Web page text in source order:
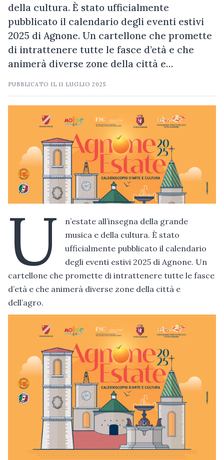
della cultura. È stato ufficialmente
pubblicato il calendario degli eventi estivi
2025 di Agnone. Un cartellone che promette
di intrattenere tutte le fasce d’età e che
animerà diverse zone della città e…
PUBBLICATO IL11 LUGLIO 2025
U
n’estate all’insegna della grande
musica e della cultura. È stato
ufficialmente pubblicato il calendario
degli eventi estivi 2025 di Agnone. Un
cartellone che promette di intrattenere tutte le fasce
d’età e che animerà diverse zone della città e
dell’agro.